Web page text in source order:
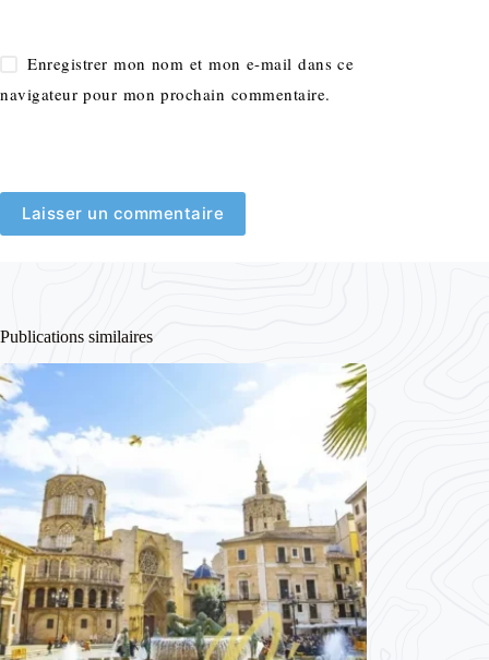
Enregistrer mon nom et mon e-mail dans ce
navigateur pour mon prochain commentaire.
Laisser un commentaire
Publications similaires